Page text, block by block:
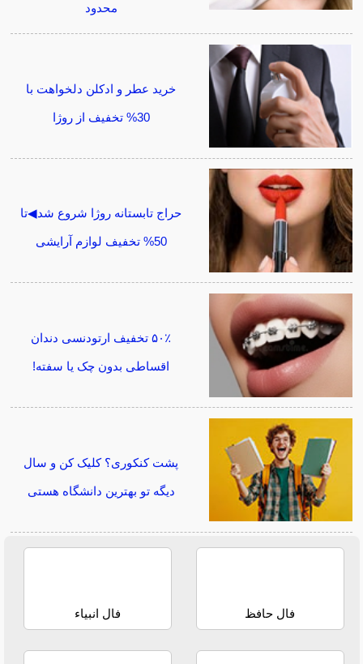
محدود
خرید عطر و ادکلن دلخواهت با
30% تخفیف از روژا
حراج تابستانه روژا شروع شد◀تا
50% تخفیف لوازم آرایشی
۵۰٪ تخفیف ارتودنسی دندان
اقساطی بدون چک یا سفته!
پشت کنکوری؟ کلیک کن و سال
دیگه تو بهترین دانشگاه هستی
فال حافظ فال انبیاء